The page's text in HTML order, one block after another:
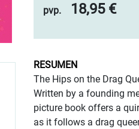
pvp.
18,95 €
RESUMEN
The Hips on the Drag
Written by a founding
picture book offers a
as it follows a drag